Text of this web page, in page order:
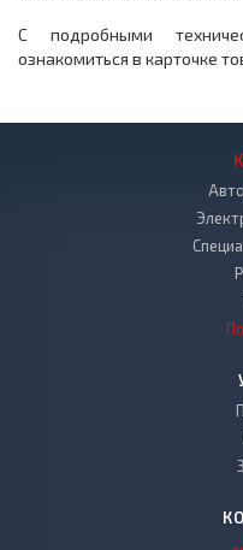
С подробными
ознакомиться в карточке